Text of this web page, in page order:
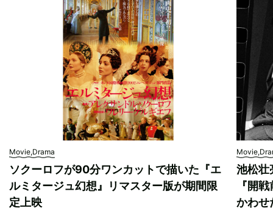
Movie,Drama
ソクーロフが90分ワンカットで描いた『エ
ルミタージュ幻想』リマスター版が期間限
定上映
池松壮
『開
かわせ